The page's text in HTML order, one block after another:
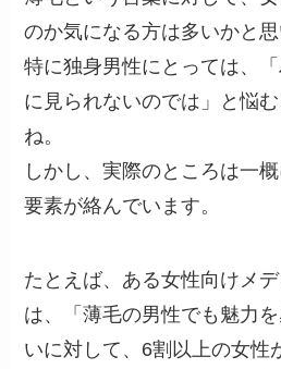
のか気になる方は多いかと思
特に独身男性にとっては、
に見られないのでは」と悩
ね。
しかし、実際のところは一
要素が絡んでいます。
たとえば、ある女性向けメ
は、「薄毛の男性でも魅力
いに対して、6割以上の女性